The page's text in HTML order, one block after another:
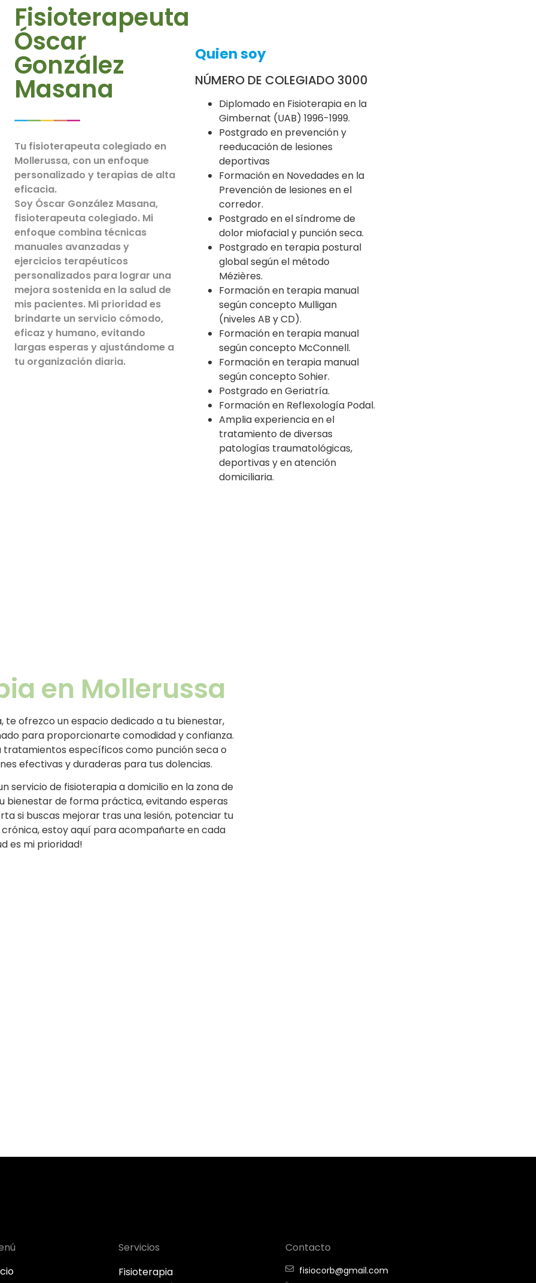
Fisioterapeuta
Óscar
González
Masana
Tu fisioterapeuta colegiado en
Mollerussa, con un enfoque
personalizado y terapias de alta
eficacia.
Soy Óscar González Masana,
fisioterapeuta colegiado. Mi
enfoque combina técnicas
manuales avanzadas y
ejercicios terapéuticos
personalizados para lograr una
mejora sostenida en la salud de
mis pacientes. Mi prioridad es
brindarte un servicio cómodo,
eficaz y humano, evitando
largas esperas y ajustándome a
tu organización diaria.
Quien soy
NÚMERO DE COLEGIADO 3000
Diplomado en Fisioterapia en la
Gimbernat (UAB) 1996-1999.
Postgrado en prevención y
reeducación de lesiones
deportivas
Formación en Novedades en la
Prevención de lesiones en el
corredor.
Postgrado en el síndrome de
dolor miofacial y punción seca.
Postgrado en terapia postural
global según el método
Mézières.
Formación en terapia manual
según concepto Mulligan
(niveles AB y CD).
Formación en terapia manual
según concepto McConnell.
Formación en terapia manual
según concepto Sohier.
Postgrado en Geriatría.
Formación en Reflexología Podal.
Amplia experiencia en el
tratamiento de diversas
patologías traumatológicas,
deportivas y en atención
domiciliaria.
en Mollerussa
te ofrezco un espacio dedicado a tu bienestar,
para proporcionarte comodidad y confianza.
tratamientos específicos como punción seca o
efectivas y duraderas para tus dolencias.
servicio de fisioterapia a domicilio en la zona de
bienestar de forma práctica, evitando esperas
si buscas mejorar tras una lesión, potenciar tu
estoy aquí para acompañarte en cada
es mi prioridad!
Servicios
Fisioterapia
Contacto
fisiocorb@gmail.com